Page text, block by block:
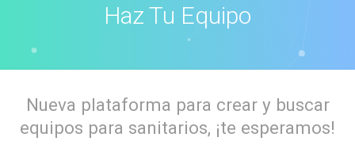
Haz Tu Equipo
Nueva plataforma para crear y buscar
equipos para sanitarios, ¡te esperamos!